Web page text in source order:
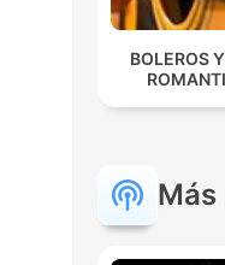
BOLEROS